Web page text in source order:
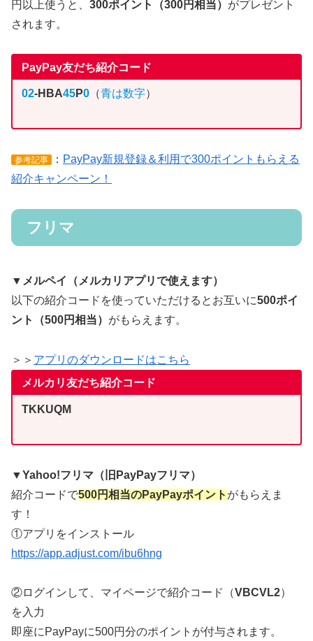
円以上使うと、 300ポイント（300円相当） がプレゼント
されます。
PayPay友だち紹介コード
02-HBA45P0（青は数字）
参考記事 ： PayPay新規登録＆利用で300ポイントもらえる
紹介キャンペーン！
フリマ
▼メルペイ（メルカリアプリで使えます）
以下の紹介コードを使っていただけるとお互いに500ポイ
ント（500円相当） がもらえます。
＞＞ アプリのダウンロードはこちら
メルカリ友だち紹介コード
TKKUQM
▼Yahoo!フリマ（旧PayPayフリマ）
紹介コードで500円相当のPayPayポイント がもらえま
す！
①アプリをインストール
https://app.adjust.com/ibu6hng
②ログインして、マイページで紹介コード（VBCVL2）
を入力
即座にPayPayに500円分のポイントが付与されます。